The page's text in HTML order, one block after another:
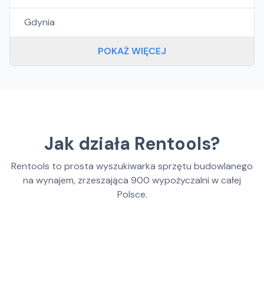
Gdynia
POKAŻ WIĘCEJ
Jak działa Rentools?
Rentools to prosta wyszukiwarka sprzętu budowlanego
na wynajem, zrzeszająca 900 wypożyczalni w całej
Polsce.